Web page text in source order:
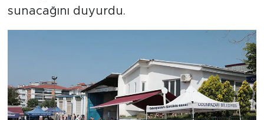
sunacağını duyurdu.